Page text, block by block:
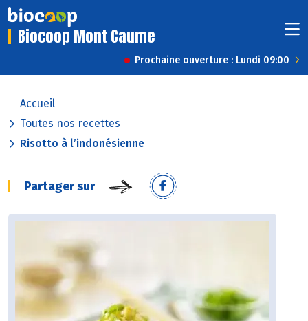
Biocoop Mont Caume
Prochaine ouverture : Lundi 09:00
Accueil
Toutes nos recettes
Risotto à l’indonésienne
Partager sur